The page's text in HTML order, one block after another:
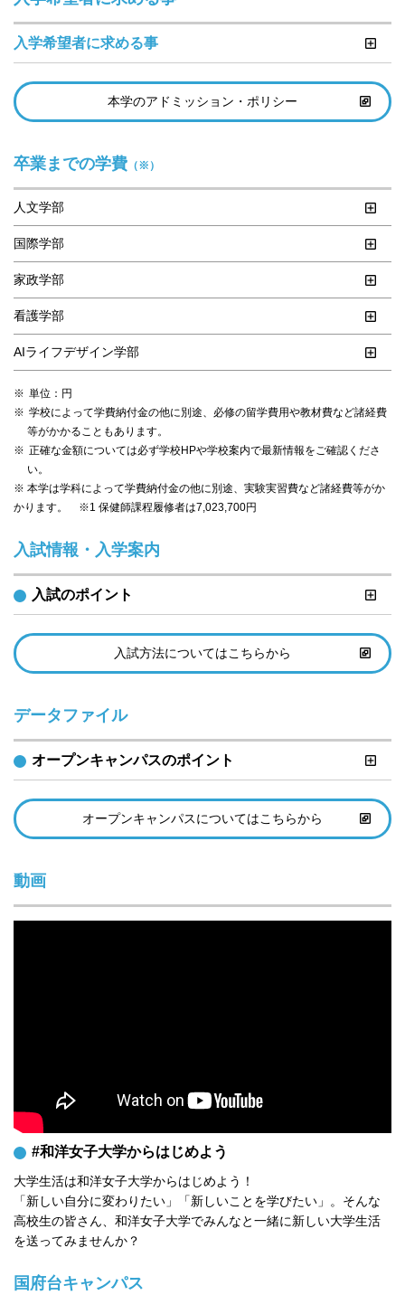
入学希望者に求める事
本学のアドミッション・ポリシー
卒業までの学費 （※）
人文学部
国際学部
家政学部
看護学部
AIライフデザイン学部
単位：円
学校によって学費納付金の他に別途、必修の留学費用や教材費など諸経費
等がかかることもあります。
正確な金額については必ず学校HPや学校案内で最新情報をご確認くださ
い。
※ 本学は学科によって学費納付金の他に別途、実験実習費など諸経費等がか
かります。 ※1 保健師課程履修者は7,023,700円
入試情報・入学案内
入試のポイント
入試方法についてはこちらから
データファイル
オープンキャンパスのポイント
オープンキャンパスについてはこちらから
動画
#和洋女子大学からはじめよう
大学生活は和洋女子大学からはじめよう！
「新しい自分に変わりたい」「新しいことを学びたい」。そんな
高校生の皆さん、和洋女子大学でみんなと一緒に新しい大学生活
を送ってみませんか？
国府台キャンパス